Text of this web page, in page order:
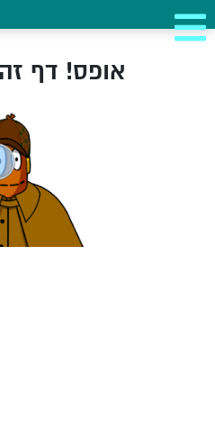
אופס! דף